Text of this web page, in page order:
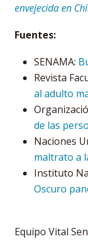
envejecida en
Fuentes:
SENAMA:
Revista
al adulto
de las
Naciones
maltrato a
Instituto
Oscuro
Equipo Vital